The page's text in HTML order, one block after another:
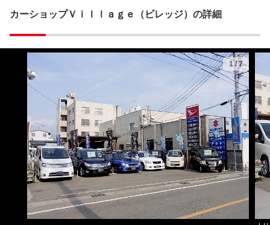
カーショップＶｉｌｌａｇｅ（ビレッジ）の詳細
1/7